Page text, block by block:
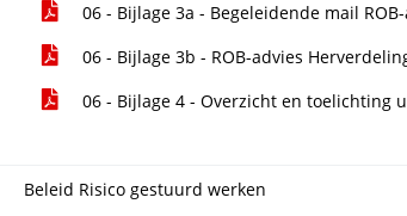
06 - Bijlage 3a - Begeleidende mail
06 - Bijlage 3b - ROB-advies
06 - Bijlage 4 - Overzicht en toelichting
Beleid Risico gestuurd werken